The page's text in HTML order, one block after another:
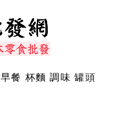
早餐 杯麵 調味 罐頭